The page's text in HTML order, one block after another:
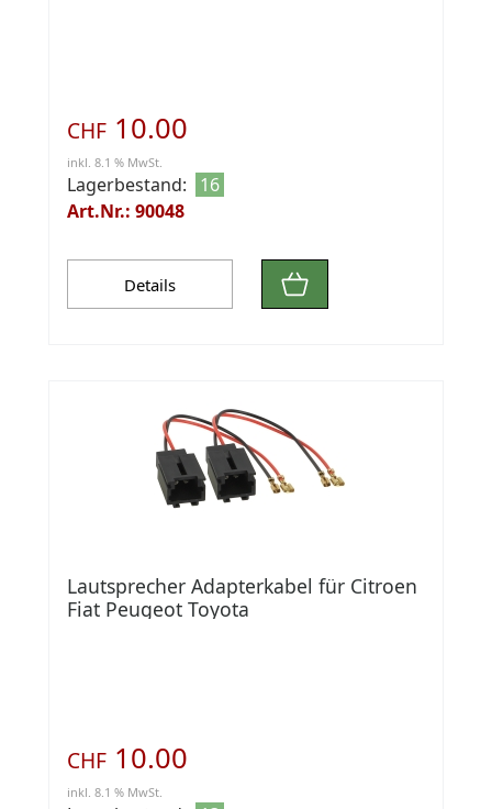
CHF 10.00
inkl. 8.1 % MwSt.
Lagerbestand:
16
Art.Nr.: 90048
Details
Lautsprecher Adapterkabel für Citroen
Fiat Peugeot Toyota
CHF 10.00
inkl. 8.1 % MwSt.